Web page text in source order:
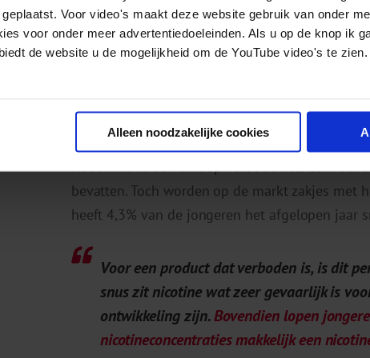
Voor video's maakt deze website gebruik van onder
voor onder meer advertentiedoeleinden. Als u op de knop ik
de website u de mogelijkheid om de YouTube video's te
Alleen noodzakelijke cookies
> In de Scholierenmonitor vind je cijfers over
het voortgezet onderwijs
Een ander product waar nicotine in zit, zijn
Nederland is de verkoop verboden als ze meer
bevatten. Toch worden op de markt zakjes met
heeft 4,3% van de jongeren het afgelopen jaar
Voor een product dat verboden is, is dit
snus zit nicotine wat zeer gevaarlijk is
ontwikkeling zijn.Bovendien lopen
nicotineconcentraties makkelijk een